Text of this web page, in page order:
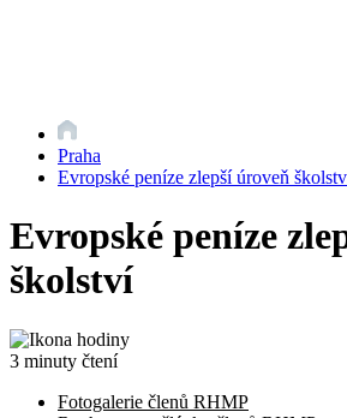
Praha
Evropské peníze zlepší úroveň
Evropské peníze
školství
3 minuty čtení
Fotogalerie členů RHMP